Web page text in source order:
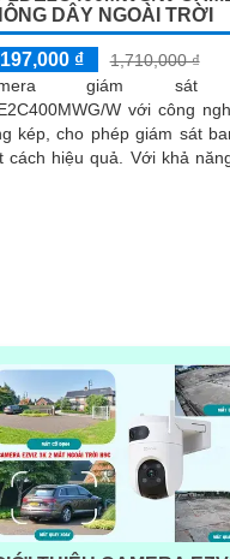
DÂY NGOÀI TRỜI
₫
1,710,000 ₫
giám sát
W với công
kép, cho phép giám sát
hiệu quả. Với khả năng chọn